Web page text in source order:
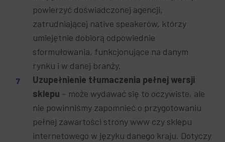
powierzyć doświadczonej agencji,
zatrudniającej native speakerów, którzy
umiejętnie dobiorą odpowiednie
sformułowania, funkcjonujące na danym
rynku i w danej branży.
Uzupełnienie tłumaczenia pełnej wersji
sklepu – może wydawać się to oczywiste, ale
nie powinniśmy zapomnieć o przygotowaniu
pełnej zawartości strony www czy sklepu
internetowego w języku danego kraju. Dotyczy